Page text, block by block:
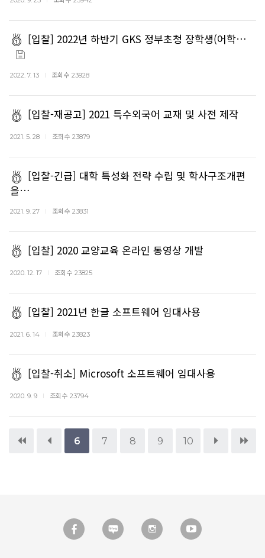
[입찰] 2022년 하반기 GKS 정부초청 장학생(어학…
2022. 7. 13 조회수 23928
[입찰-재공고] 2021 특수외국어 교재 및 사전 제작
2021. 5. 28 조회수 23879
[입찰-긴급] 대학 특성화 전략 수립 및 학사구조개편
을…
2021. 9. 27 조회수 23831
[입찰] 2020 교양교육 온라인 동영상 개발
2020. 12. 17 조회수 23825
[입찰] 2021년 한글 소프트웨어 임대사용
2021. 6. 14 조회수 23823
[입찰-취소] Microsoft 소프트웨어 임대사용
2020. 9. 9 조회수 23794
6 7 8 9 10